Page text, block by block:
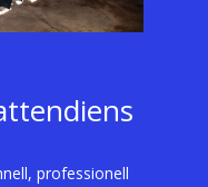
professionell